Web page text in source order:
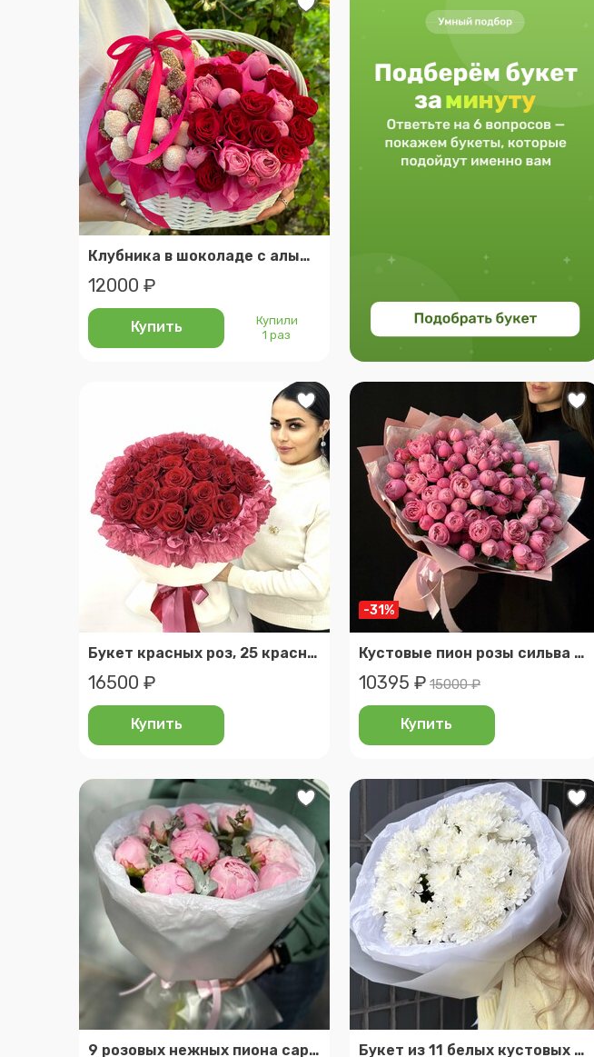
Клубника в шоколаде с алыми розами
12000 ₽
Купить
Купили
1 раз
Букет красных роз, 25 красных эквадорских роз
16500 ₽
Купить
-31%
Кустовые пион розы сильва пинк 25 шт (мб 300)
10395 ₽ 15000 ₽
Купить
9 розовых нежных пиона сара бернар с эвкалиптом в упаковке d033 Букет из 11 белых кустовых хризантем